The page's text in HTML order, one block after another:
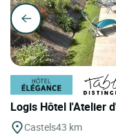
Logis Hôtel l'Atelier
Castels43 km